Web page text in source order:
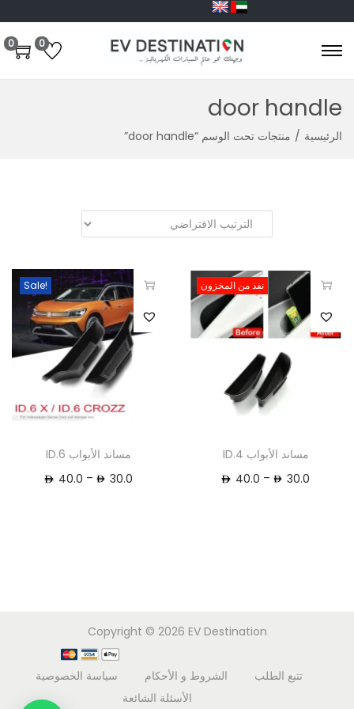
0
0
door handle
الرئيسية / منتجات تحت الوسم “door handle”
نفذ من المخزون
مساند الأبواب ID.4
30.0
–
40.0
Sale!
مساند الأبواب ID.6
30.0
–
40.0
Copyright © 2026 EV Destination
تتبع الطلب الشروط و الأحكام
سياسة الخصوصية
الأسئلة الشائعة